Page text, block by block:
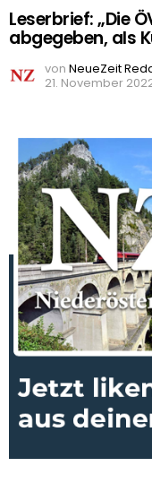
Leserbrief: „Die
abgegeben, als
von NeueZeit
21. November